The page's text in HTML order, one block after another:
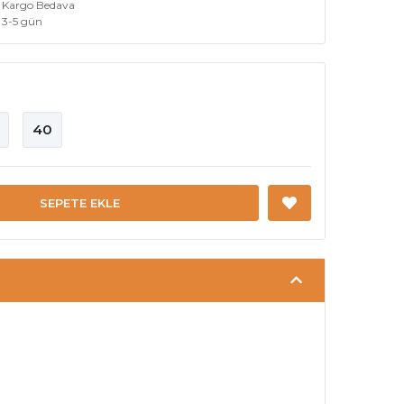
Kargo Bedava
3-5 gün
40
SEPETE EKLE